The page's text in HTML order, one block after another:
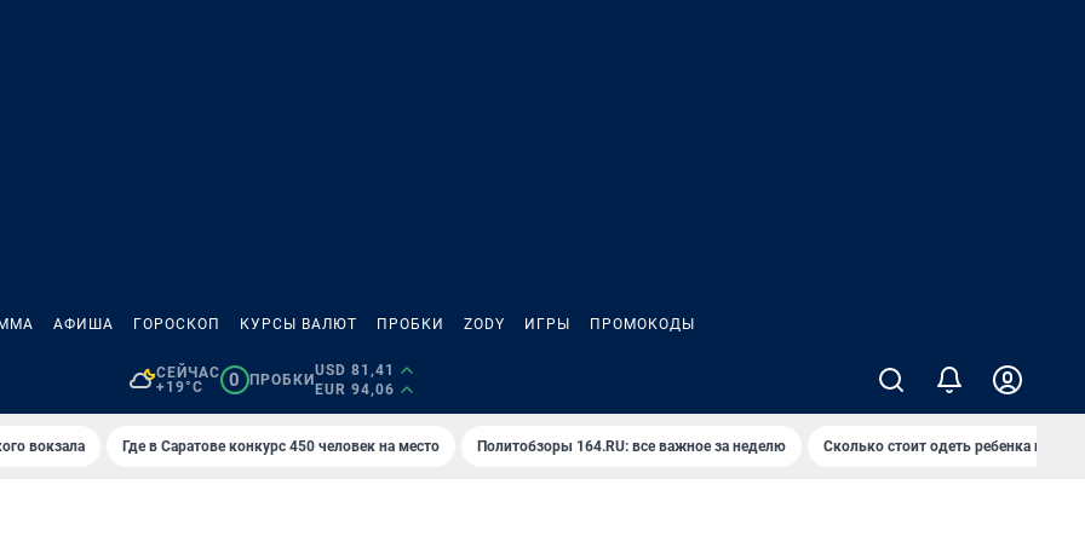
АФИША ГОРОСКОП КУРСЫ ВАЛЮТ ПРОБКИ ZODY ИГРЫ ПРОМОКОДЫ
СЕЙЧАС
+19°C
0 ПРОБКИ
USD 81,41
EUR 94,06
вокзала Где в Саратове конкурс 450 человек на место Политобзоры 164.RU: все важное за неделю Сколько стоит одеть ребенка на